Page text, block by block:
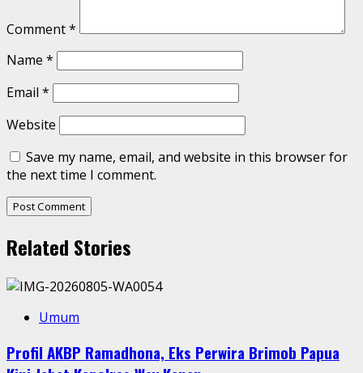
Comment*
Name *
Email *
Website
Save my name, email, and website in this browser for
the next time I comment.
Related Stories
Umum
Profil AKBP Ramadhona, Eks Perwira Brimob Papua